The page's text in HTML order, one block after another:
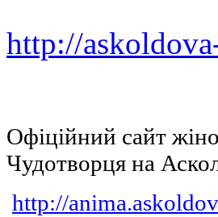
http://
Офіційний сайт
Чудотворця на
http://